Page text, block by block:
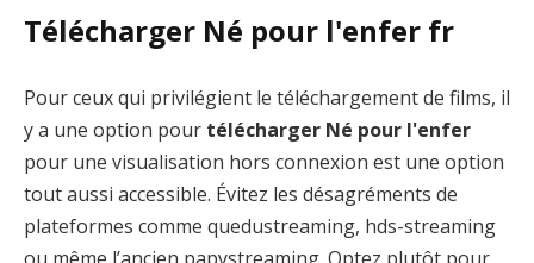
Télécharger Né pour l'enfer fr
Pour ceux qui privilégient le téléchargement de films, il
y a une option pour télécharger Né pour l'enfer
pour une visualisation hors connexion est une option
tout aussi accessible. Évitez les désagréments de
plateformes comme quedustreaming, hds-streaming